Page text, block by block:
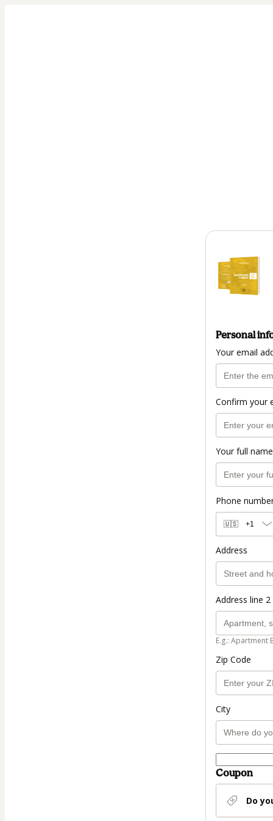
Personal
Your email
Confirm your
Your full name
Phone
🇺🇸 +1
Address
Address line
E.g.: Apartment
Zip Code
City
Coupon
Do